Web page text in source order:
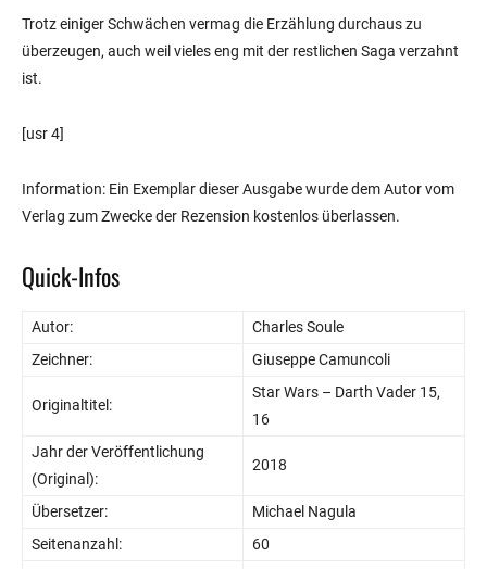
Trotz einiger Schwächen vermag die Erzählung durchaus zu
überzeugen, auch weil vieles eng mit der restlichen Saga verzahnt
ist.
[usr 4]
Information: Ein Exemplar dieser Ausgabe wurde dem Autor vom
Verlag zum Zwecke der Rezension kostenlos überlassen.
Quick-Infos
Autor:
Charles Soule
Zeichner:
Giuseppe Camuncoli
Originaltitel:
Star Wars – Darth Vader 15,
16
Jahr der Veröffentlichung
(Original):
2018
Übersetzer:
Michael Nagula
Seitenanzahl:
60